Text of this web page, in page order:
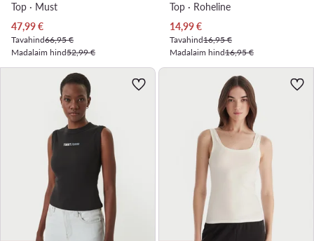
Top · Must
Praegune hind
47,99€
Tavahind66,95 €
Madalaim hind52,99 €
Top · Roheline
Praegune hind
14,99€
Tavahind16,95 €
Madalaim hind16,95 €